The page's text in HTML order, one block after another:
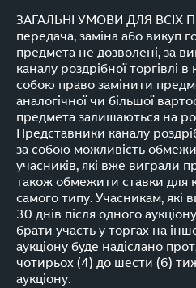
ЗАГАЛЬНІ УМОВИ ДЛЯ ВСІХ
передача, заміна або викуп
предмета не дозволені, за
каналу роздрібної торгівлі в
собою право замінити
аналогічної чи більшої
предмета залишаються на
Представники каналу
за собою можливість
учасників, які вже виграли
також обмежити ставки для
самого типу. Учасникам, які
30 днів після одного
брати участь у торгах на
аукціону буде надіслано
чотирьох (4) до шести (6)
аукціону.